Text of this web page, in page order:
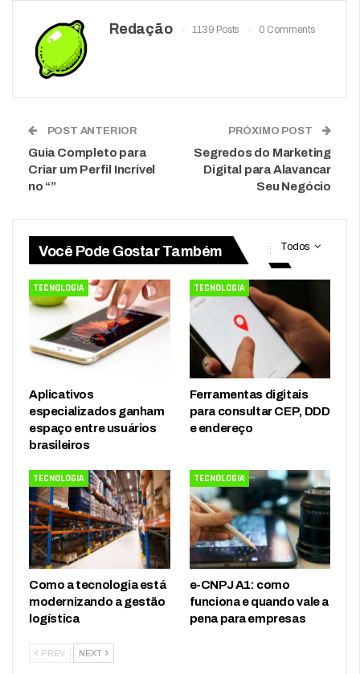
Redação 1139 Posts 0 Comments
POST ANTERIOR
Guia Completo para
Criar um Perfil Incrível
no “”
PRÓXIMO POST
Segredos do Marketing
Digital para Alavancar
Seu Negócio
Todos
Você Pode Gostar Também
TECNOLOGIA
Aplicativos
especializados ganham
espaço entre usuários
brasileiros
TECNOLOGIA
Ferramentas digitais
para consultar CEP, DDD
e endereço
TECNOLOGIA
Como a tecnologia está
modernizando a gestão
logística
TECNOLOGIA
e-CNPJ A1: como
funciona e quando vale a
pena para empresas
PREV NEXT